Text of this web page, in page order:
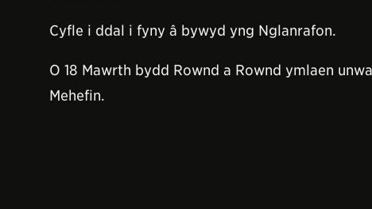
Cyfle i ddal i fyny â bywyd yng Nglanrafon.
O 18 Mawrth bydd Rownd a Rownd ymlaen
Mehefin.